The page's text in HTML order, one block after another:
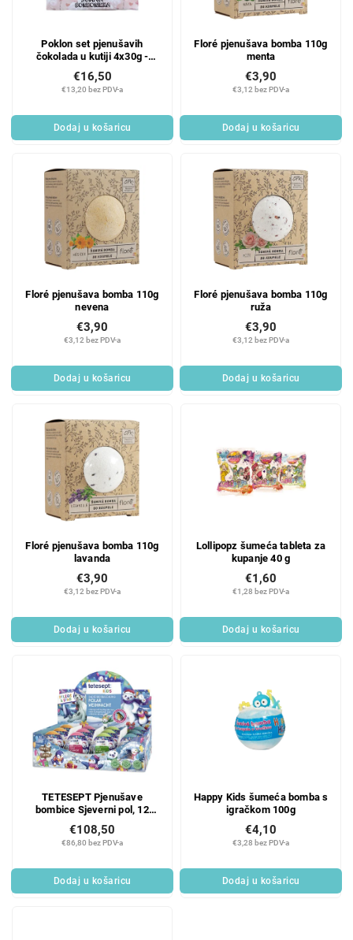
Poklon set pjenušavih
čokolada u kutiji 4x30g -
€13,20 bez PDV-a
€16,50
Dodaj u košaricu
Floré pjenušava bomba 110g
menta
€3,12 bez PDV-a
€3,90
Dodaj u košaricu
Floré pjenušava bomba 110g
nevena
€3,12 bez PDV-a
€3,90
Dodaj u košaricu
Floré pjenušava bomba 110g
ruža
€3,12 bez PDV-a
€3,90
Dodaj u košaricu
Floré pjenušava bomba 110g
lavanda
€3,12 bez PDV-a
€3,90
Dodaj u košaricu
Lollipopz šumeća tableta za
kupanje 40 g
€1,28 bez PDV-a
€1,60
Dodaj u košaricu
TETESEPT Pjenušave
bombice Sjeverni pol, 12
kom.
€86,80 bez PDV-a
€108,50
Dodaj u košaricu
Happy Kids šumeća bomba s
igračkom 100g
€3,28 bez PDV-a
€4,10
Dodaj u košaricu